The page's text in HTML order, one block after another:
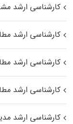
کارشناسی ارشد
کارشناسی ارشد
کارشناسی ارشد
کارشناسی ارشد
کارشناسی ارشد